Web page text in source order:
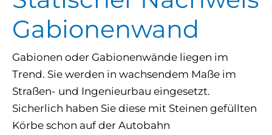
Gabionenwand
Gabionen oder Gabionenwände liegen im
Trend. Sie werden in wachsendem Maße im
Straßen- und Ingenieurbau eingesetzt.
Sicherlich haben Sie diese mit Steinen gefüllten
Körbe schon auf der Autobahn
Nachweis
Gabionenwand